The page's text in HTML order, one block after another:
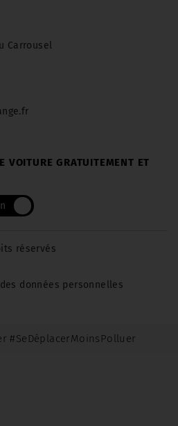
Carrousel
VOITURE GRATUITEMENT ET
réservés
données personnelles
#SeDéplacerMoinsPolluer